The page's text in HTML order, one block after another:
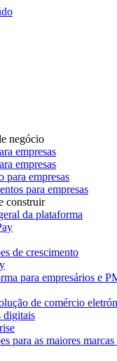
negócio
empresas
empresas
para empresas
para empresas
construir
da plataforma
de crescimento
para empresários e
de comércio
digitais
para as maiores